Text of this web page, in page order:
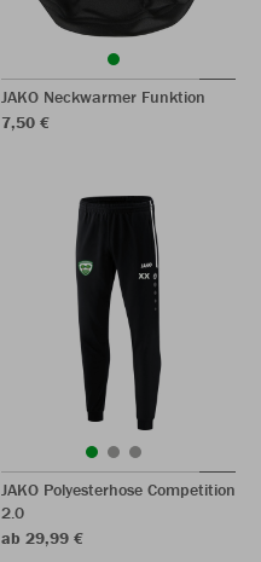
JAKO Neckwarmer Funktion
7,50 €
JAKO Polyesterhose Competition
2.0
ab 29,99 €